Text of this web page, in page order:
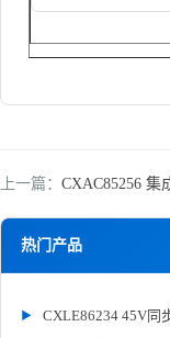
热门产品
CXLE86234 45V同
上一篇： CXAC85256 集